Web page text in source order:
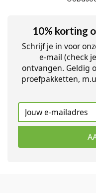
10% korting
Schrijf je in voor
e-mail (check
ontvangen. Geldig
proefpakketten,